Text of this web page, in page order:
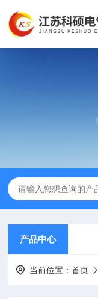
产品中心
当前位置：首页